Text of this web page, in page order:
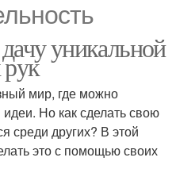
уникальной
мир, где можно
Но как сделать свою
среди других? В этой
это с помощью своих